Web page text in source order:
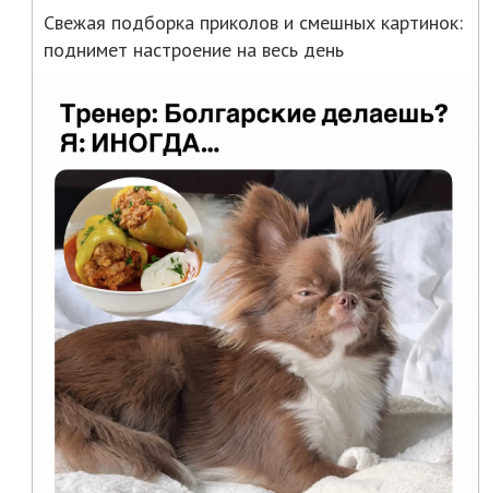
Свежая подборка приколов и смешных картинок:
поднимет настроение на весь день